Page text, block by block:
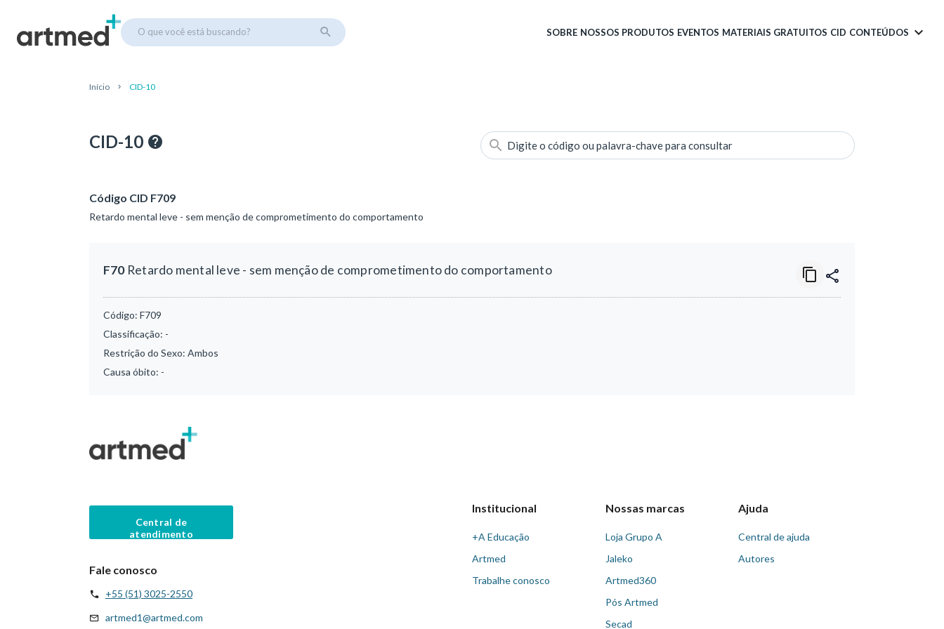
O que você está buscando? SOBRE NOSSOS PRODUTOS EVENTOS MATERIAIS GRATUITOS CID CONTEÚDOS
Início CID-10
CID-10 Digite o código ou palavra-chave para consultar
Código CID F709
Retardo mental leve - sem menção de comprometimento do comportamento
F70Retardo mental leve - sem menção de comprometimento do comportamento
Código: F709
Classificação: -
Restrição do Sexo: Ambos
Causa óbito: -
Central de
atendimento
Fale conosco
+55 (51) 3025-2550
artmed1@artmed.com
Institucional
+A Educação
Artmed
Trabalhe conosco
Nossas marcas
Loja Grupo A
Jaleko
Artmed360
Pós Artmed
Secad
Ajuda
Central de ajuda
Autores